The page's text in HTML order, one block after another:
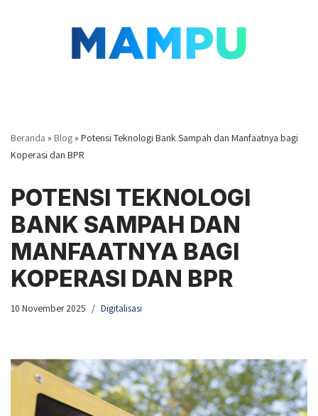
Beranda » Blog» Potensi Teknologi Bank Sampah dan Manfaatnya bagi
Koperasi dan BPR
POTENSI TEKNOLOGI
BANK SAMPAH DAN
MANFAATNYA BAGI
KOPERASI DAN BPR
10 November 2025 Digitalisasi